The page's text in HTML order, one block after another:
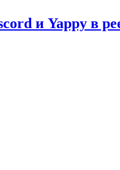
и Yappy в